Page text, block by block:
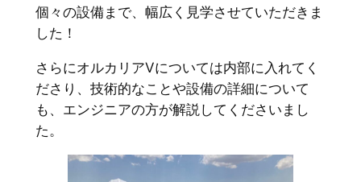
個々の設備まで、幅広く見学させていただきま
した！
さらにオルカリアⅤについては内部に入れてく
ださり、技術的なことや設備の詳細について
も、エンジニアの方が解説してくださいまし
た。